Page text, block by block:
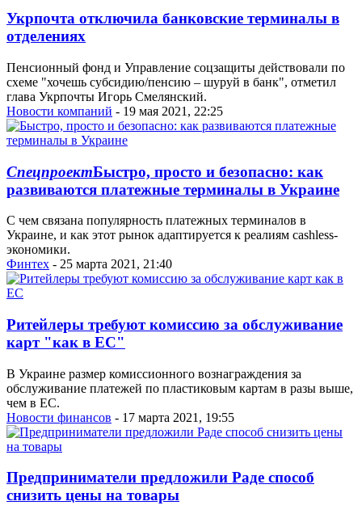
Укрпочта отключила банковские терминалы в
отделениях
Пенсионный фонд и Управление соцзащиты действовали по
схеме "хочешь субсидию/пенсию – шуруй в банк", отметил
глава Укрпочты Игорь Смелянский.
Новости компаний - 19 мая 2021, 22:25
СпецпроектБыстро, просто и безопасно: как
развиваются платежные терминалы в Украине
С чем связана популярность платежных терминалов в
Украине, и как этот рынок адаптируется к реалиям cashless-
экономики.
Финтех - 25 марта 2021, 21:40
Ритейлеры требуют комиссию за обслуживание
карт "как в ЕС"
В Украине размер комиссионного вознаграждения за
обслуживание платежей по пластиковым картам в разы выше,
чем в ЕС.
Новости финансов - 17 марта 2021, 19:55
Предприниматели предложили Раде способ
снизить цены на товары